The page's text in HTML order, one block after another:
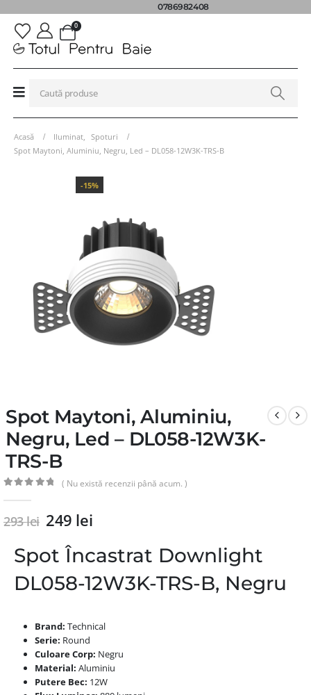
0786982408
0
Acasă Iluminat
Spoturi
Spot Maytoni, Aluminiu, Negru, Led – DL058-12W3K-TRS-B
-15%
Spot Maytoni, Aluminiu,
Negru, Led – DL058-12W3K-
TRS-B
( Nu există recenzii până acum. )
293lei 249 lei
Spot Încastrat Downlight
DL058-12W3K-TRS-B, Negru
Brand: Technical
Serie: Round
Culoare Corp: Negru
Material: Aluminiu
Putere Bec: 12W